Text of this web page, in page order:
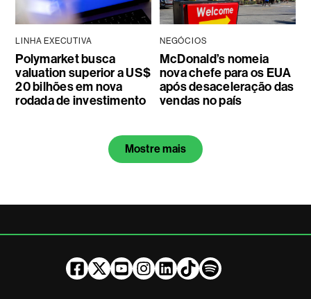
LINHA EXECUTIVA
Polymarket busca
valuation superior a US$
20 bilhões em nova
rodada de investimento
NEGÓCIOS
McDonald’s nomeia
nova chefe para os EUA
após desaceleração das
vendas no país
Mostre mais